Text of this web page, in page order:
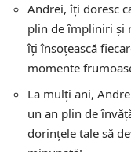
Andrei, îți doresc
plin de împliniri și
îți însoțească
momente
La mulți ani,
un an plin de
dorințele tale să